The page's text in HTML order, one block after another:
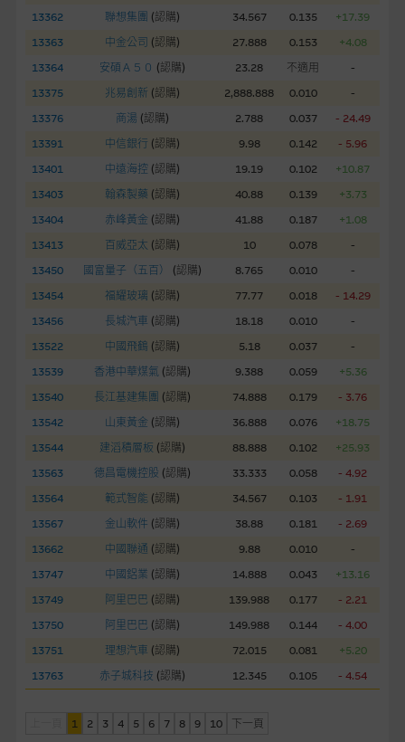
13362
聯想集團 (認購) 34.567 0.135
+17.39
13363
中金公司 (認購) 27.888 0.153
+4.08
13364
安碩Ａ５０ (認購) 23.28 不適用
-
13375
兆易創新 (認購) 2,888.888 0.010
-
13376
商湯 (認購) 2.788 0.037
- 24.49
13391
中信銀行 (認購) 9.98 0.142
- 5.96
13401
中遠海控 (認購) 19.19 0.102
+10.87
13403
翰森製藥 (認購) 40.88 0.139
+3.73
13404
赤峰黃金 (認購) 41.88 0.187
+1.08
13413
百威亞太 (認購) 10 0.078
-
13450
國富量子（五百） (認購) 8.765 0.010
-
13454
福耀玻璃 (認購) 77.77 0.018
- 14.29
13456
長城汽車 (認購) 18.18 0.010
-
13522
中國飛鶴 (認購) 5.18 0.037
-
13539
香港中華煤氣 (認購) 9.388 0.059
+5.36
13540
長江基建集團 (認購) 74.888 0.179
- 3.76
13542
山東黃金 (認購) 36.888 0.076
+18.75
13544
建滔積層板 (認購) 88.888 0.102
+25.93
13563
德昌電機控股 (認購) 33.333 0.058
- 4.92
13564
範式智能 (認購) 34.567 0.103
- 1.91
13567
金山軟件 (認購) 38.88 0.181
- 2.69
13662
中國聯通 (認購) 9.88 0.010
-
13747
中國鋁業 (認購) 14.888 0.043
+13.16
13749
阿里巴巴 (認購) 139.988 0.177
- 2.21
13750
阿里巴巴 (認購) 149.988 0.144
- 4.00
13751
理想汽車 (認購) 72.015 0.081
+5.20
13763
赤子城科技 (認購) 12.345 0.105 - 4.54
1 2 3 4 5 6 7 8 9 10
下一頁
損失全部投資；而(ii)R類牛熊證之剩餘價值則可能為零。
網站連結
本網站或載有連接非由麥格理集團管理的網站的連結。此等連結
純為方便閣下取得更多關於市場上相關產品及機構的資訊。麥格
理集團對此等網站的內容及所介紹的產品或服務，均無任何操控
適，不作任何聲明。麥格理集團建議閣下自行向本網站述及或連
接的第三者查詢。此外，載有第三者網站的連結，不應視為該第
三者推介本網站。
本網站雖連接第三者管理的網站，但麥格理集團並非授權網站瀏
權。
經由本網站接觸到的軟件應用
部分可經本網站連結下載的軟件程式屬於第三者的產品。閣下使
用此等屬於第三者的軟件，須自負全責。此等軟件的使用，可能
受軟件持有人訂出的使用條款約束。
在法律容許的所有範圍內，麥格理集團概不承擔經由本網站使用
或下載任何軟件(不論是否屬於第三者)而引起的責任。麥格理集
團並且對此等軟件不作任何聲明，也不提供任何保證，特別是在
法律容許的所有範圍內，概不負責經由本網站使用或下載任何軟
件(不論是否屬於第三者)而出現電腦病毒或任何其他後果所導致
損)。
基本上市文件及補充上市文件
就有關MBL每次發行之認股證及/或牛熊證而言，認股證及/或牛
熊證之條款及條件以及發行商的財務與其他資料已載列於基本上
於本網站。